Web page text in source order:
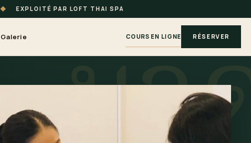
◆ EXPLOITÉ PAR LOFT THAI SPA
Galerie COURS EN LIGNE RÉSERVER